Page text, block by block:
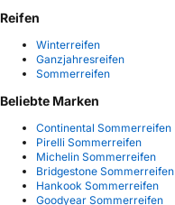
Reifen
Winterreifen
Ganzjahresreifen
Sommerreifen
Beliebte Marken
Continental Sommerreifen
Pirelli Sommerreifen
Michelin Sommerreifen
Bridgestone Sommerreifen
Hankook Sommerreifen
Goodyear Sommerreifen